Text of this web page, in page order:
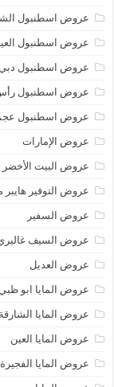
عروض اسطنبول
عروض اسطنبول
عروض اسطنبول دبي
عروض اسطنبول
عروض اسطنبول
عروض الإمارات
عروض البيت الأخضر
عروض التوفير هايبر
عروض السفير
عروض السيف
عروض العديل
عروض المايا ابو ظبي
عروض المايا الشارقة
عروض المايا العين
عروض المايا الفجيرة